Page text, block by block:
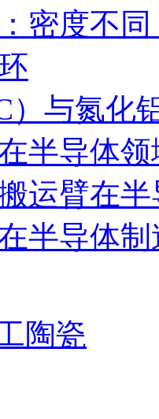
密度不
）与氮化
半导体
运臂在
半导体
陶瓷